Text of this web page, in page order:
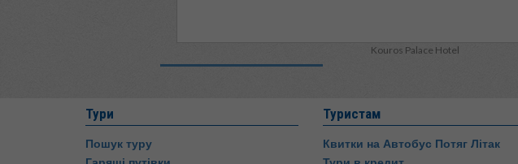
Kouros Palace Hotel
Тури
Пошук туру
Туристам
Квитки на Автобус Потяг Літак